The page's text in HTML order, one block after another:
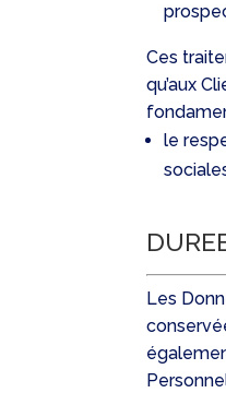
Ces
qu’aux
le
Les